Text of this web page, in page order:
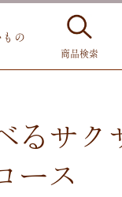
の
商品検索
るサク
ース